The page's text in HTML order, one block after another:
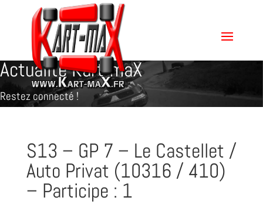
Actualité Kart-maX
Restez connecté !
S13 – GP 7 – Le Castellet /
Auto Privat (10316 / 410)
– Participe : 1